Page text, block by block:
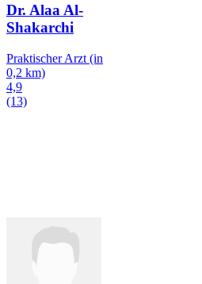
Dr. Alaa Al-
Shakarchi
Praktischer Arzt (in
0,2 km)
4,9
(13)